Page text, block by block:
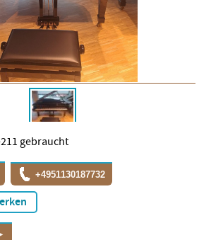
gebraucht
+4951130187732